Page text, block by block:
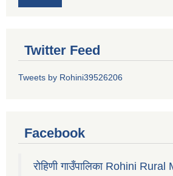
Twitter Feed
Tweets by Rohini39526206
Facebook
रोहिणी गाउँपालिका Rohini